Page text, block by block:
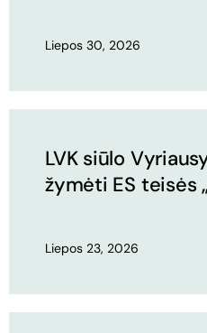
Liepos 30, 2026
LVK siūlo
žymėti ES teisės
Liepos 23, 2026